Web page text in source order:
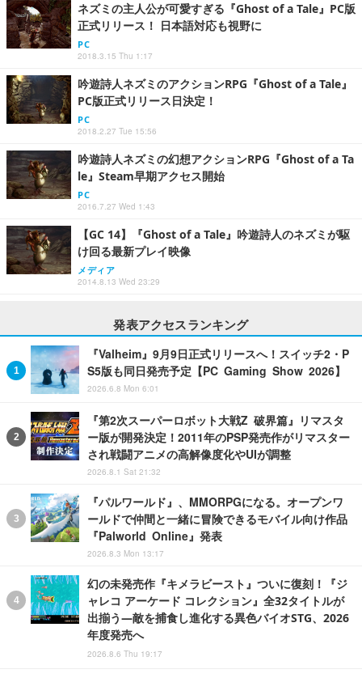
ネズミの主人公が可愛すぎる『Ghost of a Tale』PC版
正式リリース！ 日本語対応も視野に
PC
2018.3.15 Thu 1:17
吟遊詩人ネズミのアクションRPG『Ghost of a Tale』
PC版正式リリース日決定！
PC
2018.2.27 Tue 15:56
吟遊詩人ネズミの幻想アクションRPG『Ghost of a Ta
le』Steam早期アクセス開始
PC
2016.7.27 Wed 1:43
【GC 14】『Ghost of a Tale』吟遊詩人のネズミが駆
け回る最新プレイ映像
メディア
2014.8.13 Wed 23:29
発表アクセスランキング
『Valheim』9月9日正式リリースへ！スイッチ2・P
S5版も同日発売予定【PC Gaming Show 2026】
2026.6.8 Mon 6:01
『第2次スーパーロボット大戦Z 破界篇』リマスタ
ー版が開発決定！2011年のPSP発売作がリマスター
され戦闘アニメの高解像度化やUIが調整
2026.8.1 Sat 21:32
『パルワールド』、MMORPGになる。オープンワ
ールドで仲間と一緒に冒険できるモバイル向け作品
『Palworld Online』発表
2026.8.3 Mon 13:17
幻の未発売作『キメラビースト』ついに復刻！『ジ
ャレコ アーケード コレクション』全32タイトルが
出揃う―敵を捕食し進化する異色バイオSTG、2026
年度発売へ
2026.8.6 Thu 19:17